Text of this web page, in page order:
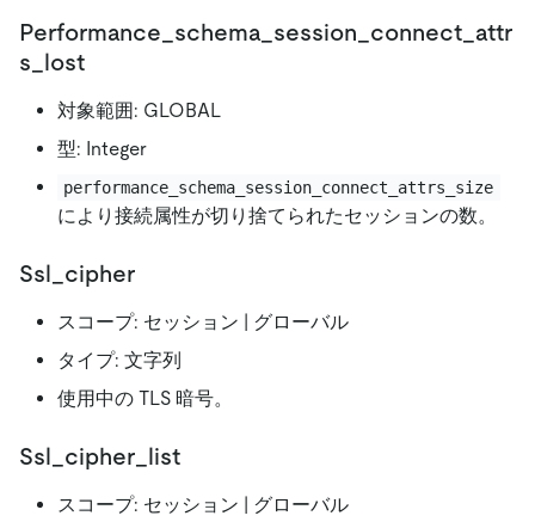
Performance_schema_session_connect_attr
s_lost
対象範囲: GLOBAL
型: Integer
performance_schema_session_connect_attrs_size
により接続属性が切り捨てられたセッションの数。
Ssl_cipher
スコープ: セッション | グローバル
タイプ: 文字列
使用中の TLS 暗号。
Ssl_cipher_list
スコープ: セッション | グローバル